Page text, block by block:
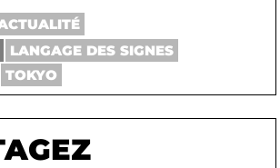
LANGAGE DES SIGNES
TOKYO